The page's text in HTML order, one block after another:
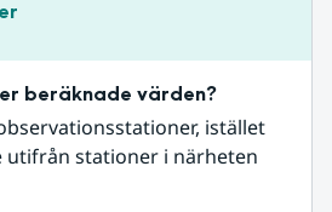
beräknade värden?
istället
utifrån stationer i närheten